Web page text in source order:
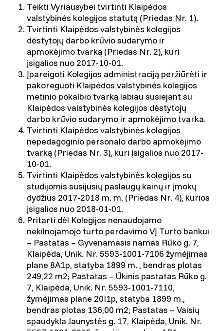
Teikti Vyriausybei tvirtinti Klaipėdos
valstybinės kolegijos statutą (Priedas Nr. 1).
Tvirtinti Klaipėdos valstybinės kolegijos
dėstytojų darbo krūvio sudarymo ir
apmokėjimo tvarką (Priedas Nr. 2), kuri
įsigalios nuo 2017-10-01.
Įpareigoti Kolegijos administraciją peržiūrėti ir
pakoreguoti Klaipėdos valstybinės kolegijos
metinio pokalbio tvarką labiau susiejant su
Klaipėdos valstybinės kolegijos dėstytojų
darbo krūvio sudarymo ir apmokėjimo tvarka.
Tvirtinti Klaipėdos valstybinės kolegijos
nepedagoginio personalo darbo apmokėjimo
tvarką (Priedas Nr. 3), kuri įsigalios nuo 2017-
10-01.
Tvirtinti Klaipėdos valstybinės kolegijos su
studijomis susijusių paslaugų kainų ir įmokų
dydžius 2017-2018 m. m. (Priedas Nr. 4), kurios
įsigalios nuo 2018-01-01.
Pritarti dėl Kolegijos nenaudojamo
nekilnojamojo turto perdavimo VĮ Turto bankui
– Pastatas – Gyvenamasis namas Rūko g. 7,
Klaipėda, Unik. Nr. 5593-1001-7106 žymėjimas
plane 8A1p, statyba 1899 m. , bendras plotas
249,22 m2; Pastatas – Ūkinis pastatas Rūko g.
7, Klaipėda, Unik. Nr. 5593-1001-7110,
žymėjimas plane 20I1p, statyba 1899 m.,
bendras plotas 136,00 m2; Pastatas – Vaisių
spaudykla Jaunystės g. 17, Klaipėda, Unik. Nr.